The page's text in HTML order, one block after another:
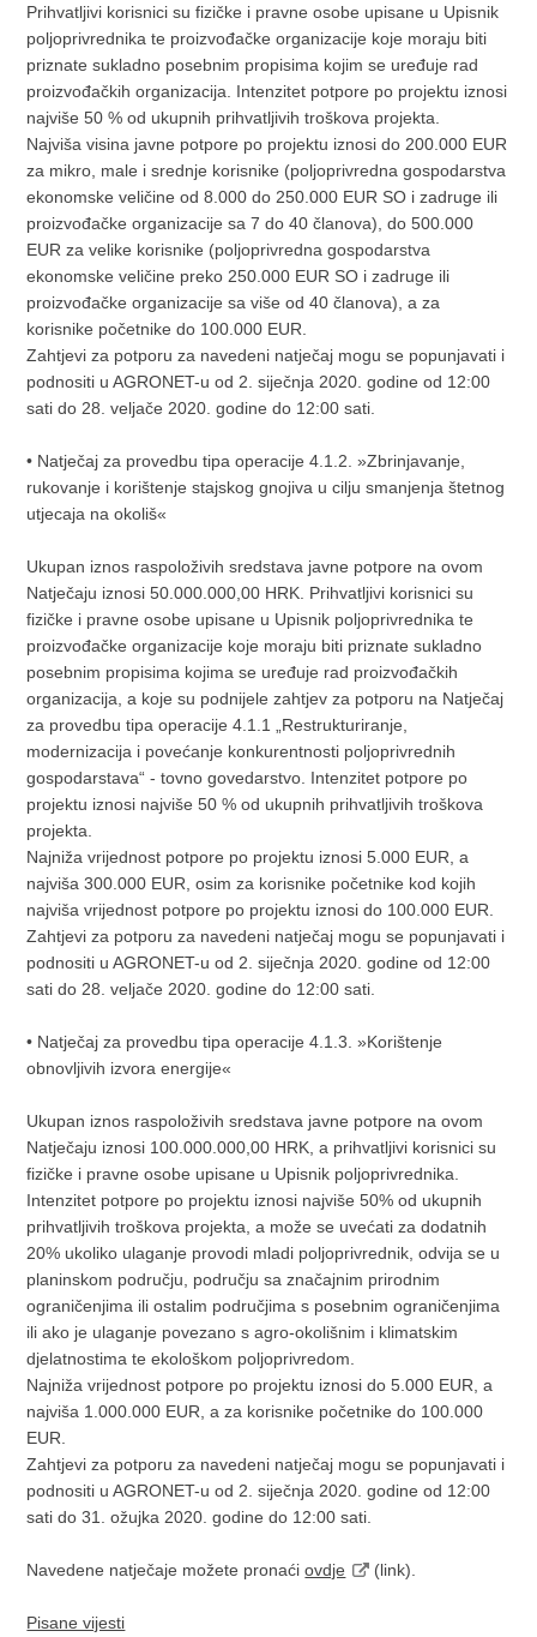
Prihvatljivi korisnici su fizičke i pravne osobe upisane u Upisnik
poljoprivrednika te proizvođačke organizacije koje moraju biti
priznate sukladno posebnim propisima kojim se uređuje rad
proizvođačkih organizacija. Intenzitet potpore po projektu iznosi
najviše 50 % od ukupnih prihvatljivih troškova projekta.
Najviša visina javne potpore po projektu iznosi do 200.000 EUR
za mikro, male i srednje korisnike (poljoprivredna gospodarstva
ekonomske veličine od 8.000 do 250.000 EUR SO i zadruge ili
proizvođačke organizacije sa 7 do 40 članova), do 500.000
EUR za velike korisnike (poljoprivredna gospodarstva
ekonomske veličine preko 250.000 EUR SO i zadruge ili
proizvođačke organizacije sa više od 40 članova), a za
korisnike početnike do 100.000 EUR.
Zahtjevi za potporu za navedeni natječaj mogu se popunjavati i
podnositi u AGRONET-u od 2. siječnja 2020. godine od 12:00
sati do 28. veljače 2020. godine do 12:00 sati.
• Natječaj za provedbu tipa operacije 4.1.2. »Zbrinjavanje,
rukovanje i korištenje stajskog gnojiva u cilju smanjenja štetnog
utjecaja na okoliš«
Ukupan iznos raspoloživih sredstava javne potpore na ovom
Natječaju iznosi 50.000.000,00 HRK. Prihvatljivi korisnici su
fizičke i pravne osobe upisane u Upisnik poljoprivrednika te
proizvođačke organizacije koje moraju biti priznate sukladno
posebnim propisima kojima se uređuje rad proizvođačkih
organizacija, a koje su podnijele zahtjev za potporu na Natječaj
za provedbu tipa operacije 4.1.1 „Restrukturiranje,
modernizacija i povećanje konkurentnosti poljoprivrednih
gospodarstava“ - tovno govedarstvo. Intenzitet potpore po
projektu iznosi najviše 50 % od ukupnih prihvatljivih troškova
projekta.
Najniža vrijednost potpore po projektu iznosi 5.000 EUR, a
najviša 300.000 EUR, osim za korisnike početnike kod kojih
najviša vrijednost potpore po projektu iznosi do 100.000 EUR.
Zahtjevi za potporu za navedeni natječaj mogu se popunjavati i
podnositi u AGRONET-u od 2. siječnja 2020. godine od 12:00
sati do 28. veljače 2020. godine do 12:00 sati.
• Natječaj za provedbu tipa operacije 4.1.3. »Korištenje
obnovljivih izvora energije«
Ukupan iznos raspoloživih sredstava javne potpore na ovom
Natječaju iznosi 100.000.000,00 HRK, a prihvatljivi korisnici su
fizičke i pravne osobe upisane u Upisnik poljoprivrednika.
Intenzitet potpore po projektu iznosi najviše 50% od ukupnih
prihvatljivih troškova projekta, a može se uvećati za dodatnih
20% ukoliko ulaganje provodi mladi poljoprivrednik, odvija se u
planinskom području, području sa značajnim prirodnim
ograničenjima ili ostalim područjima s posebnim ograničenjima
ili ako je ulaganje povezano s agro-okolišnim i klimatskim
djelatnostima te ekološkom poljoprivredom.
Najniža vrijednost potpore po projektu iznosi do 5.000 EUR, a
najviša 1.000.000 EUR, a za korisnike početnike do 100.000
EUR.
Zahtjevi za potporu za navedeni natječaj mogu se popunjavati i
podnositi u AGRONET-u od 2. siječnja 2020. godine od 12:00
sati do 31. ožujka 2020. godine do 12:00 sati.
Navedene natječaje možete pronaćiovdje (link).
Pisane vijesti